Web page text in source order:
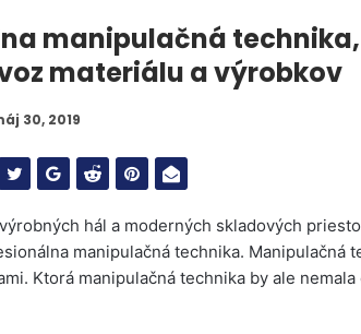
manipulačná
materiálu a výrobkov
30, 2019
hál a moderných skladových
manipulačná technika. Manipulačná
Ktorá manipulačná technika by ale nemala